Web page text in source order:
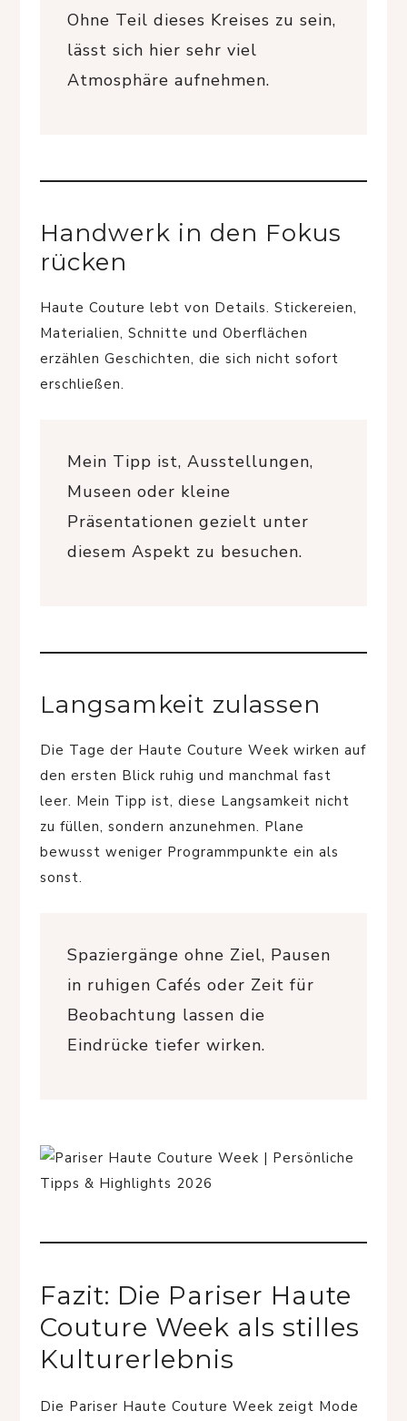
Ohne Teil dieses Kreises zu sein,
lässt sich hier sehr viel
Atmosphäre aufnehmen.
Handwerk in den Fokus
rücken
Haute Couture lebt von Details. Stickereien,
Materialien, Schnitte und Oberflächen
erzählen Geschichten, die sich nicht sofort
erschließen.
Mein Tipp ist, Ausstellungen,
Museen oder kleine
Präsentationen gezielt unter
diesem Aspekt zu besuchen.
Langsamkeit zulassen
Die Tage der Haute Couture Week wirken auf
den ersten Blick ruhig und manchmal fast
leer. Mein Tipp ist, diese Langsamkeit nicht
zu füllen, sondern anzunehmen. Plane
bewusst weniger Programmpunkte ein als
sonst.
Spaziergänge ohne Ziel, Pausen
in ruhigen Cafés oder Zeit für
Beobachtung lassen die
Eindrücke tiefer wirken.
Fazit: Die Pariser Haute
Couture Week als stilles
Kulturerlebnis
Die Pariser Haute Couture Week zeigt Mode